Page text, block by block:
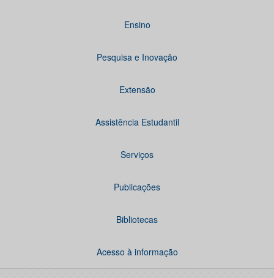
Ensino
Pesquisa e Inovação
Extensão
Assistência Estudantil
Serviços
Publicações
Bibliotecas
Acesso à informação